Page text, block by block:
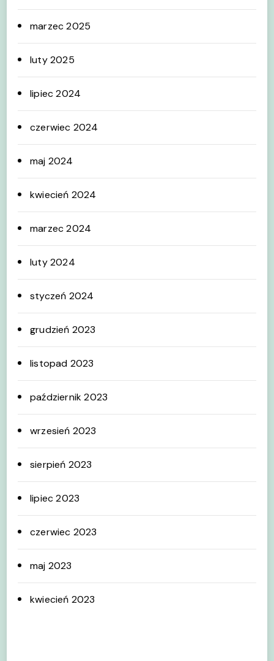
marzec 2025
luty 2025
lipiec 2024
czerwiec 2024
maj 2024
kwiecień 2024
marzec 2024
luty 2024
styczeń 2024
grudzień 2023
listopad 2023
październik 2023
wrzesień 2023
sierpień 2023
lipiec 2023
czerwiec 2023
maj 2023
kwiecień 2023